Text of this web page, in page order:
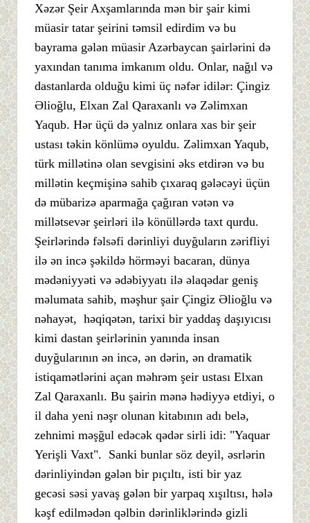
Xəzər Şeir Axşamlarında mən bir şair kimi
müasir tatar şeirini təmsil edirdim və bu
bayrama gələn müasir Azərbaycan şairlərini də
yaxından tanıma imkanım oldu. Onlar, nağıl və
dastanlarda olduğu kimi üç nəfər idilər: Çingiz
Əlioğlu, Elxan Zal Qaraxanlı və Zəlimxan
Yaqub. Hər üçü də yalnız onlara xas bir şeir
ustası təkin könlümə oyuldu. Zəlimxan Yaqub,
türk millətinə olan sevgisini əks etdirən və bu
millətin keçmişinə sahib çıxaraq gələcəyi üçün
də mübarizə aparmağa çağıran vətən və
millətsevər şeirləri ilə könüllərdə taxt qurdu.
Şeirlərində fəlsəfi dərinliyi duyğuların zərifliyi
ilə ən incə şəkildə hörməyi bacaran, dünya
mədəniyyəti və ədəbiyyatı ilə əlaqədar geniş
məlumata sahib, məşhur şair Çingiz Əlioğlu və
nəhayət, həqiqətən, tarixi bir yaddaş daşıyıcısı
kimi dastan şeirlərinin yanında insan
duyğularının ən incə, ən dərin, ən dramatik
istiqamətlərini açan məhrəm şeir ustası Elxan
Zal Qaraxanlı. Bu şairin mənə hədiyyə etdiyi, o
il daha yeni nəşr olunan kitabının adı belə,
zehnimi məşğul edəcək qədər sirli idi: "Yaquar
Yerişli Vaxt". Sanki bunlar söz deyil, əsrlərin
dərinliyindən gələn bir pıçıltı, isti bir yaz
gecəsi səsi yavaş gələn bir yarpaq xışıltısı, hələ
kəşf edilmədən qəlbin dərinliklərində gizli